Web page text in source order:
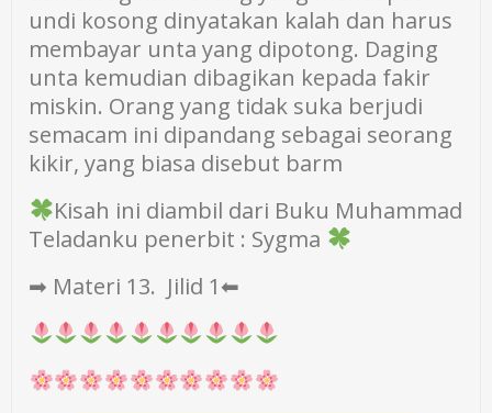
undi kosong dinyatakan kalah dan harus
membayar unta yang dipotong. Daging
unta kemudian dibagikan kepada fakir
miskin. Orang yang tidak suka berjudi
semacam ini dipandang sebagai seorang
kikir, yang biasa disebut barm
Kisah ini diambil dari Buku Muhammad
Teladanku penerbit : Sygma
➡ Materi 13. Jilid 1⬅